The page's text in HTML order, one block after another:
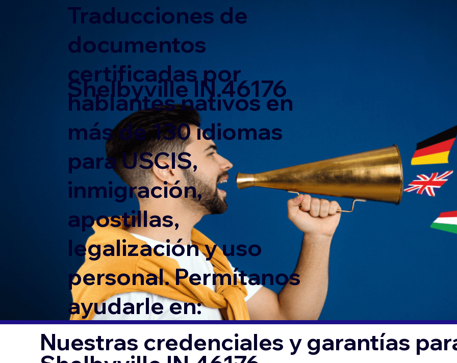
Traducciones de
documentos
certificadas por
hablantes nativos en
más de 130 idiomas
para USCIS,
inmigración,
apostillas,
legalización y uso
personal. Permítanos
ayudarle en:
Shelbyville IN 46176
Nuestras credenciales y garantías